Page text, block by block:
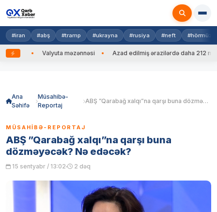
#iran #abş #tramp #ukrayna #rusiya #neft #hörmüz
Valyuta məzənnəsi Azad edilmiş ərazilərdə daha 212 mina,
Ana
Səhifə
Müsahibə-
Reportaj
ABŞ ”Qarabağ xalqı”na qarşı buna dözməyəcək? Nə edəcək?
MÜSAHIBƏ-REPORTAJ
ABŞ ”Qarabağ xalqı”na qarşı buna
dözməyəcək? Nə edəcək?
15 sentyabr / 13:02 2 dəq